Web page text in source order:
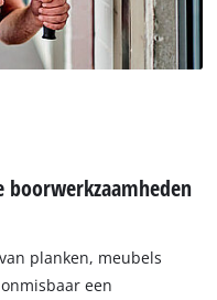
boorwerkzaamheden
planken, meubels
een